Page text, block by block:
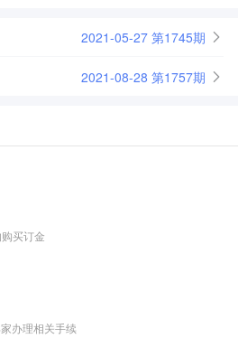
2021-05-27 第1745期
2021-08-28 第1757期
买订金
办理相关手续